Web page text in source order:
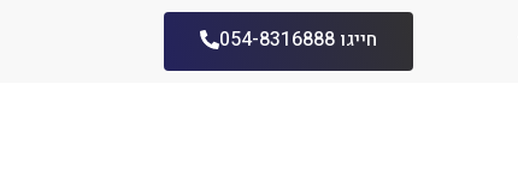
חייגו 054-8316888